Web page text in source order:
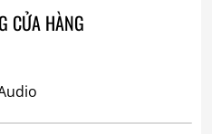
CỬA HÀNG